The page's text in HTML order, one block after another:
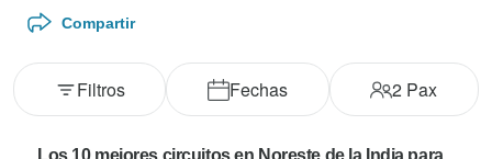
Compartir
Fechas 2 Pax
Filtros
Los 10 mejores circuitos en Noreste de la India para